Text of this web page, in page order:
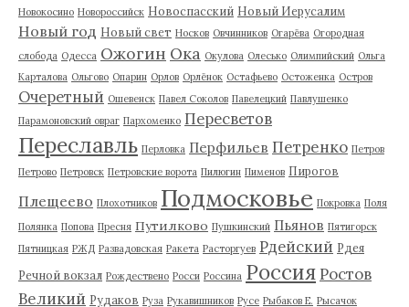
Новокосино Новороссийск Новоспасский Новый Иерусалим
Новый год Новый свет Носков Овчинников Огарёва Огородная
слобода Одесса Ожогин Ока Окулова Олесько Олимпийский Ольга
Карталова Ольгово Опарин Орлов Орлёнок Остафьево Остоженка Остров
Очеретный Ошевенск Павел Соколов Павелецкий Павлушенко
Парамоновский овраг Пархоменко Пересветов
Переславль Перловка Перфильев Петренко Петров
Петрово Петровск Петровские ворота Пилюгин Пименов Пирогов
Плещеево Плохотников Подмосковье Покровка Поля
Полянка Попова Пресня Путилково Пушкинский Пьянов Пятигорск
Пятницкая РЖД Развадовская Ракета Расторгуев Рдейский Рдея
Речной вокзал Рождествено Росси Россина Россия Ростов
Великий Рудаков Руза Рукавишников Русе Рыбаков Е. Рысачок